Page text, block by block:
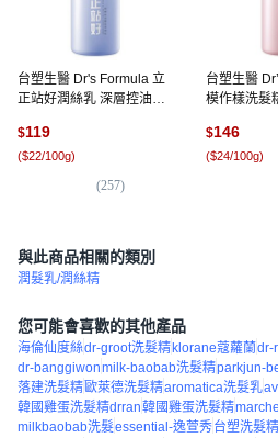
台塑生醫 Dr's Formula 立
正站好潤絲乳 深層控油豐
$119
($22/100g)
(257)
台塑生醫
模作樣洗髮
$146
($24/100g)
與此商品相關的類別
潤髮乳/潤絲精
您可能會喜歡的其他產品
海倫仙度絲dr-groot洗髮精 klorane蔻蘿蘭dr-
dr-banggiwonmilk-baobab洗髮精parkjun-
落建洗髮精 歐萊德洗髮精aromatica洗髮乳
韓國雞蛋洗髮精drran韓國雞蛋洗髮精
milkbaobab洗髮essential-逸萱秀台塑洗髮精